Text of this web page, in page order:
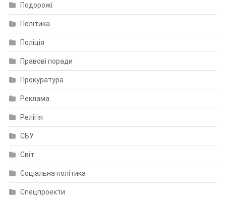
Подорожі
Політика
Поліція
Правові поради
Прокуратура
Реклама
Релігія
СБУ
Світ
Соціальна політика
Спецпроекти